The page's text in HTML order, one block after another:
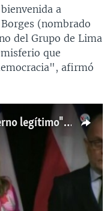
a
(nombrado
del Grupo de Lima
que
afirmó
Grupo de Lima acepta a "gobierno legítimo" de Venezuela como miembro
available